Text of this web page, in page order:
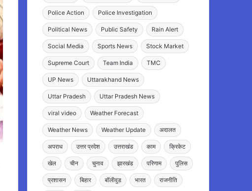
Police Action Police Investigation
Political News Public Safety Rain Alert
Social Media Sports News Stock Market
Supreme Court Team India TMC
UP News Uttarakhand News
Uttar Pradesh Uttar Pradesh News
viral video Weather Forecast
Weather News Weather Update अदालत
अपराध उत्तर प्रदेश उत्तराखंड काम क्रिकेट
खेल चीन चुनाव झारखंड परिणाम पुलिस
प्रशासन बिहार बॉलीवुड भारत राजनीति